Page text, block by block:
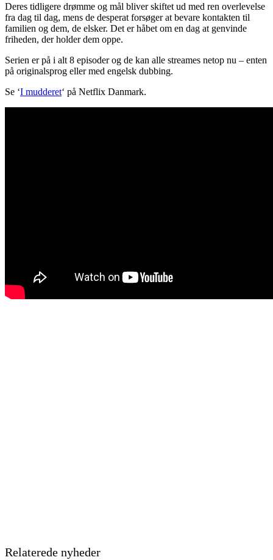
Deres tidligere drømme og mål bliver skiftet ud med ren overlevelse
fra dag til dag, mens de desperat forsøger at bevare kontakten til
familien og dem, de elsker. Det er håbet om en dag at genvinde
friheden, der holder dem oppe.
Serien er på i alt 8 episoder og de kan alle streames netop nu – enten
på originalsprog eller med engelsk dubbing.
Se ‘I mudderet‘ på Netflix Danmark.
Relaterede nyheder